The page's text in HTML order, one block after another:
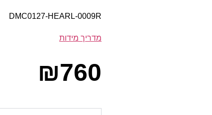
DMC0127-HEARL-0009R
מדריך מידות
₪760